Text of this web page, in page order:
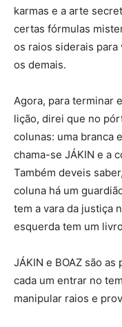
karmas e a arte
certas fórmulas
os raios siderais
os demais.
Agora, para terminar
lição, direi que no
colunas: uma branca
chama-se JÁKIN e a
Também deveis
coluna há um
tem a vara da justiça
esquerda tem um
JÁKIN e BOAZ são
cada um entrar no
manipular raios e